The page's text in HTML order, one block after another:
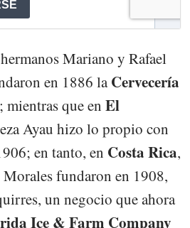
Mariano y Rafael
en 1886 laCervecería
; mientras que en El
Ayau hizo lo propio con
en tanto, en Costa Rica,
fundaron en 1908,
un negocio que ahora
Ice & Farm Company